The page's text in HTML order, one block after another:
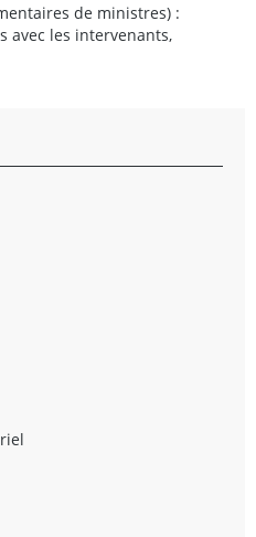
de ministres) :
avec les intervenants,